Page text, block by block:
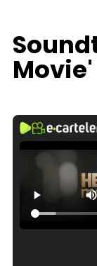
Movie'